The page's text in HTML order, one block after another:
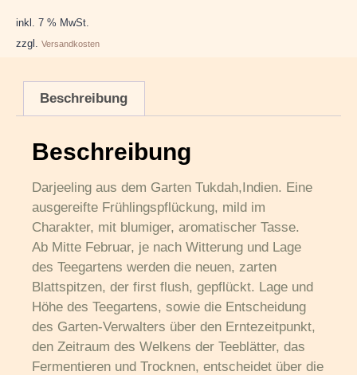
inkl. 7 % MwSt.
zzgl. Versandkosten
Beschreibung
Beschreibung
Darjeeling aus dem Garten Tukdah,Indien. Eine
ausgereifte Frühlingspflückung, mild im
Charakter, mit blumiger, aromatischer Tasse.
Ab Mitte Februar, je nach Witterung und Lage
des Teegartens werden die neuen, zarten
Blattspitzen, der first flush, gepflückt. Lage und
Höhe des Teegartens, sowie die Entscheidung
des Garten-Verwalters über den Erntezeitpunkt,
den Zeitraum des Welkens der Teeblätter, das
Fermentieren und Trocknen, entscheidet über die